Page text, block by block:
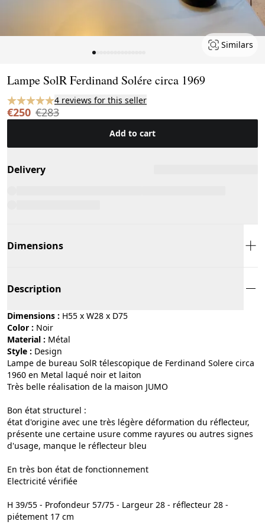
Similars
Lampe SolR Ferdinand Solére circa 1969
4 reviews for this seller
€250 €283
Add to cart
Delivery
Dimensions
Description
Dimensions : H55 x W28 x D75
Color :
noir
Material :
métal
Style :
design
Lampe de bureau SolR télescopique de Ferdinand Solere circa
1960 en Metal laqué noir et laiton
Très belle réalisation de la maison JUMO
Bon état structurel :
état d'origine avec une très légère déformation du réflecteur,
présente une certaine usure comme rayures ou autres signes
d'usage, manque le réflecteur bleu
En très bon état de fonctionnement
Electricité vérifiée
H 39/55 - Profondeur 57/75 - Largeur 28 - réflecteur 28 -
piétement 17 cm